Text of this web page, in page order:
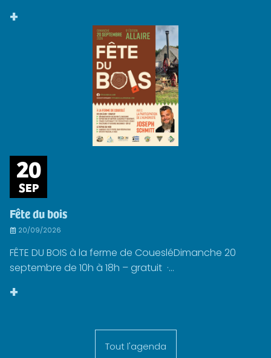
+
20
SEP
Fête du bois
20/09/2026
FÊTE DU BOIS à la ferme de CouesléDimanche 20
septembre de 10h à 18h – gratuit ·...
+
Tout l'agenda